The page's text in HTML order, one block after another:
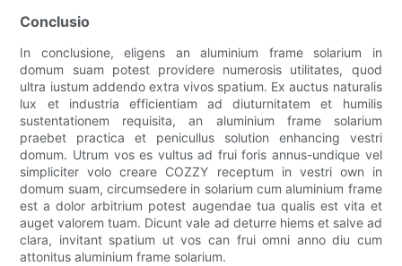
Conclusio
In conclusione, eligens an aluminium frame solarium in
domum suam potest providere numerosis utilitates, quod
ultra iustum addendo extra vivos spatium. Ex auctus naturalis
lux et industria efficientiam ad diuturnitatem et humilis
sustentationem requisita, an aluminium frame solarium
praebet practica et penicullus solution enhancing vestri
domum. Utrum vos es vultus ad frui foris annus-undique vel
simpliciter volo creare COZZY receptum in vestri own in
domum suam, circumsedere in solarium cum aluminium frame
est a dolor arbitrium potest augendae tua qualis est vita et
auget valorem tuam. Dicunt vale ad deturre hiems et salve ad
clara, invitant spatium ut vos can frui omni anno diu cum
attonitus aluminium frame solarium.